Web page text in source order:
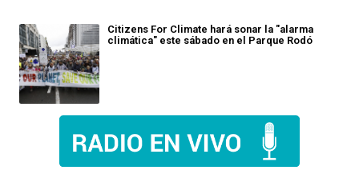
Citizens For Climate hará sonar la "alarma
climática" este sábado en el Parque Rodó